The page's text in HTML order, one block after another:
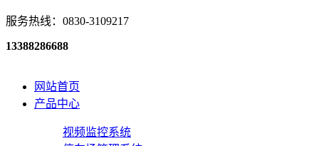
服务热线：0830-3109217
13388286688
网站首页
产品中心
视频监控系统